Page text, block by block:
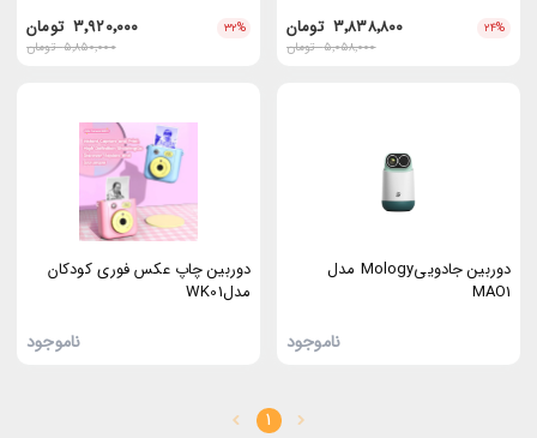
۲۴% ۳٬۸۳۸٬۸۰۰ تومان
۵٬۰۵۸٬۰۰۰تومان
۳۲% ۳٬۹۲۰٬۰۰۰تومان
۵٬۸۵۰٬۰۰۰تومان
دوربین جادوییMology مدل
MAO1
ناموجود
دوربین چاپ عکس فوری کودکان
مدلWK01
ناموجود
1